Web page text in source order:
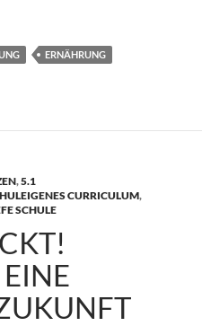
Klassenzimmer
ERNÄHRUNG
,5.1
CURRICULUM,
SCHULE